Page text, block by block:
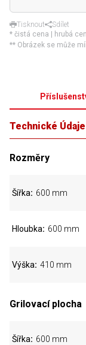
Tisknout
Sdílet
* čistá cena | hrubá
** Obrázek se může
Technické Údaje
Rozměry
Šířka 600 mm
Hloubka 600 mm
Výška 410 mm
Grilovací plocha
Šířka 600 mm